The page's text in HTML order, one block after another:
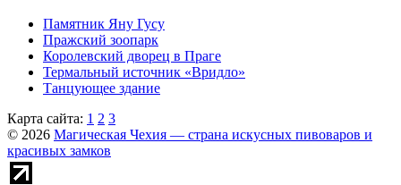
Памятник Яну Гусу
Пражский зоопарк
Королевский дворец в Праге
Термальный источник «Вридло»
Танцующее здание
Карта сайта: 1 2 3
© 2026 Магическая Чехия — страна искусных пивоваров и
красивых замков